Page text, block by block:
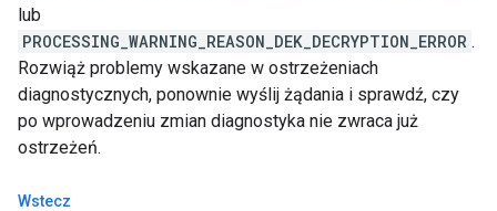
lub
PROCESSING_WARNING_REASON_DEK_DECRYPTION_ERROR .
Rozwiąż problemy wskazane w ostrzeżeniach
diagnostycznych, ponownie wyślij żądania i sprawdź, czy
po wprowadzeniu zmian diagnostyka nie zwraca już
ostrzeżeń.
Wstecz